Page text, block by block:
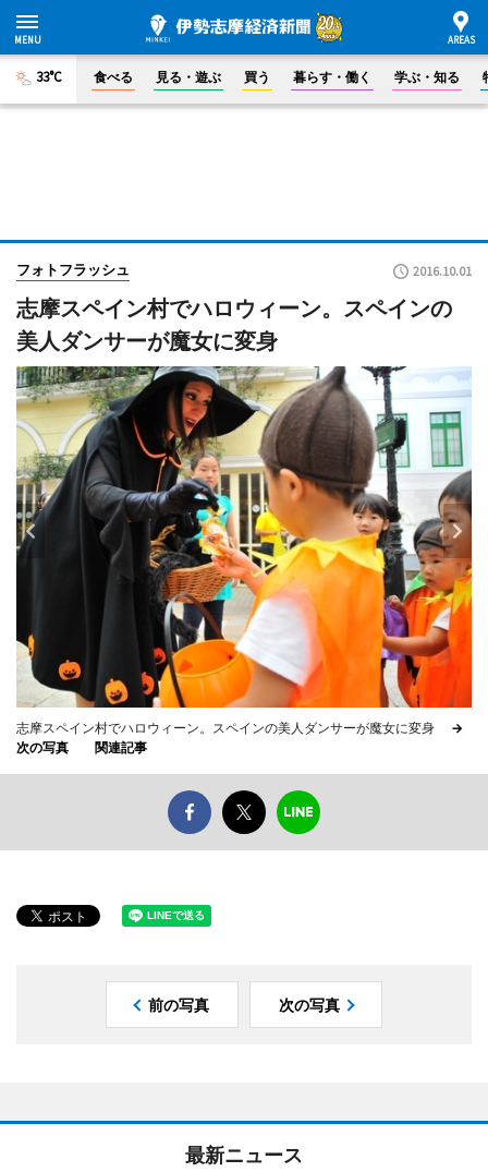
33°C 食べる 見る・遊ぶ 買う 暮らす・働く 学ぶ・知る
フォトフラッシュ 2016.10.01
志摩スペイン村でハロウィーン。スペインの
美人ダンサーが魔女に変身
志摩スペイン村でハロウィーン。スペインの美人ダンサーが魔女に変身
→
次の写真
関連記事
前の写真 次の写真
最新ニュース